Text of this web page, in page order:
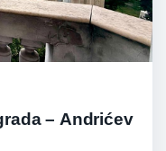
– Andrićev